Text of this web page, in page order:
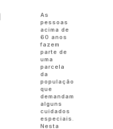
As
pessoas
acima de
60 anos
fazem
parte de
uma
parcela
da
população
que
demandam
alguns
cuidados
especiais.
Nesta